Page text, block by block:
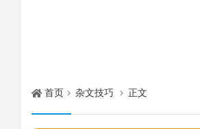
首页 杂文技巧 正文